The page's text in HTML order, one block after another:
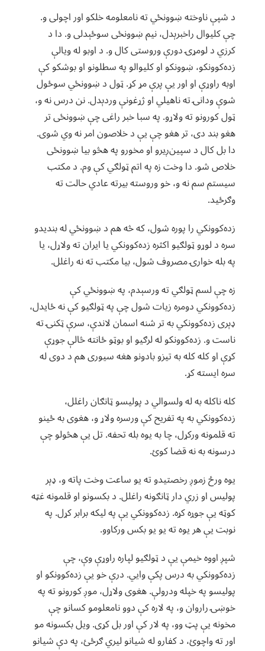
د شپې ناوخته ښوونځي ته نامعلومه خلکو اور اچولی و.
چې کلیوال راخبرېدل، نیم ښوونځی سوځېدلی و. دا د
کرزي د لومړۍ دورې وروستی کال و. د اوبو له ویالې
زده‌کوونکو، ښوونکو او کلیوالو په سطلونو او بوشکو کې
اوبه راوړې او اور یې پرې مړ کړ. ټول د ښوونځي سوځول
شوې ودانۍ ته ناهیلي او ژړغونې وردېدل. نن درس نه و،
ټول کورونو ته ولاړو. په سبا خبر راغی چې ښوونځی تر
هغو بند دی، تر هغو چې یې د خلاصون امر نه وي شوی.
دا بل کال د سپین‌ږیرو او مخورو په هڅو بیا ښوونځی
خلاص شو. دا وخت زه په اتم ټولګي کې وم. د مکتب
سیستم سم نه و، خو وروسته بیرته عادي حالت ته
وګرځيد.
زده‌کوونکي را پوره شول، که څه هم د ښوونځي له بندیدو
سره د لوړو ټولګیو اکثره زده‌کوونکي یا ایران ته ولاړل، یا
په بله خوارۍ مصروف شول، بیا مکتب ته نه راغلل.
زه چې لسم ټولګي ته ورسېدم، په ښوونځي کې
زده‌کوونکي دومره زیات شول چې په ټولګیو کې نه ځایدل،
ډېری زده‌کوونکي به تر شنه اسمان لاندې، سرې ټکنۍ ته
ناست و. زده‌کوونکو له لرګیو او بوټو ځانته څالې جوړې
کړې او کله کله به تیزو بادونو هغه سیوری هم د دوی له
سره ایسته کړ.
کله ناکله به له ولسوالي د پولیسو ټانګان راغلل،
زده‌کوونکي به په تفریح کې ورسره ولاړ و، هغوی به ځینو
ته قلمونه ورکړل، چا به یوه بله تحفه. تل یې هڅولو چې
درسونه به نه قضا کوئ.
یوه ورځ زموږ رخصتیدو ته یو ساعت وخت پاته و، ډېر
پولیس او زري دار ټانګونه راغلل. د بکسونو او قلمونه غټه
کوټه یې جوړه کړه. زده‌کوونکي یې په لیکه برابر کړل. په
نوبت یې هر یوه ته یو یو بکس ورکاوو.
شپږ اووه خیمې یې د ټولګيو لپاره راوړې وې، چې
زده‌کوونکي به درس پکې وایي. درې خو یې زده‌کوونکو او
پولیسو په خپله ودرولې. هغوی ولاړل، موږ کورونو ته په
خوښۍ راروان و، په لاره کې دوو نامعلومو کسانو چې
مخونه یې پټ وو، په لار کې اور بل کړی. ویل بکسونه مو
اور ته واچوئ، د کفارو له شیانو لیري ګرځئ، په دې شیانو